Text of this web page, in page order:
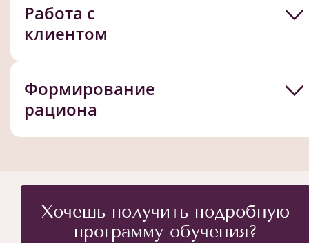
Работа с
клиентом
Формирование
рациона
Хочешь получить подробную
программу обучения?